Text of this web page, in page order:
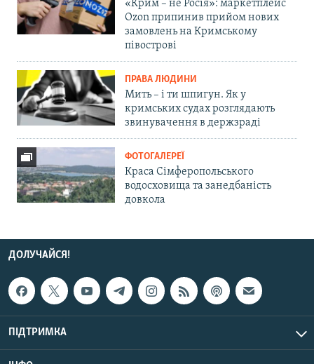
«Крим – не Росія»: маркетплейс
Ozon припинив прийом нових
замовлень на Кримському
півострові
ПРАВА ЛЮДИНИ
Мить – і ти шпигун. Як у
кримських судах розглядають
звинувачення в держзраді
ФОТОГАЛЕРЕЇ
Краса Сімферопольського
водосховища та занедбаність
довкола
ДОЛУЧАЙСЯ!
ПІДТРИМКА